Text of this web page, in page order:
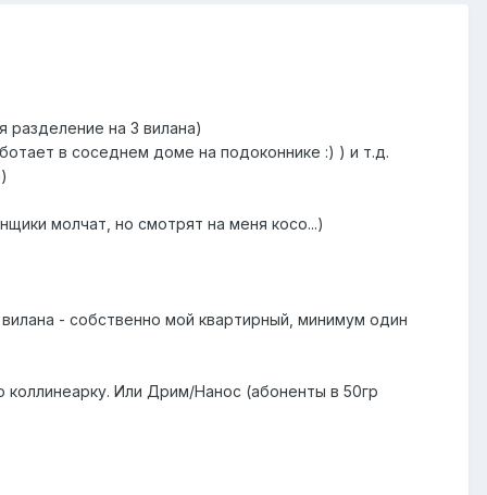
разделение на 3 вилана)
в соседнем доме на подоконнике :) ) и т.д.
молчат, но смотрят на меня косо...)
- собственно мой квартирный, минимум один
Или Дрим/Нанос (абоненты в 50гр